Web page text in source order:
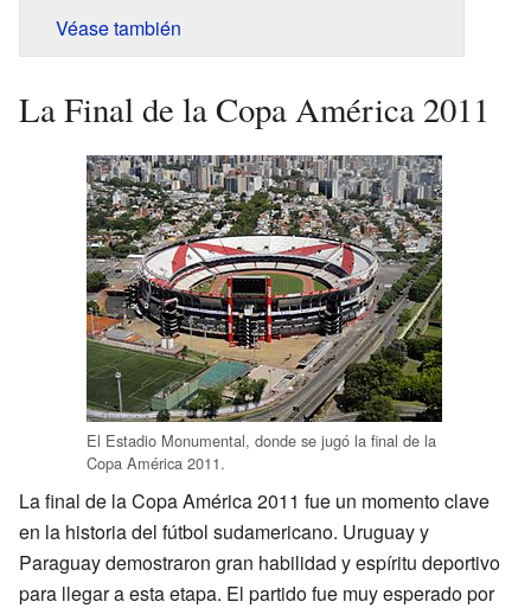
Véase también
La Final de la Copa América 2011
El Estadio Monumental, donde se jugó la final de la
Copa América 2011.
La final de la Copa América 2011 fue un momento clave
en la historia del fútbol sudamericano. Uruguay y
Paraguay demostraron gran habilidad y espíritu deportivo
para llegar a esta etapa. El partido fue muy esperado por